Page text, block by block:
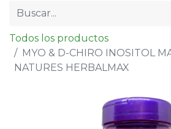
Todos los productos
MYO & D-CHIRO INOSITOL
NATURES HERBALMAX